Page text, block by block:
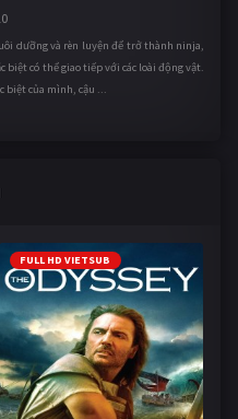
dưỡng và rèn luyện để trở thành ninja,
biệt có thể giao tiếp với các loài động vật.
biệt của mình, cậu ...
FULL HD VIETSUB